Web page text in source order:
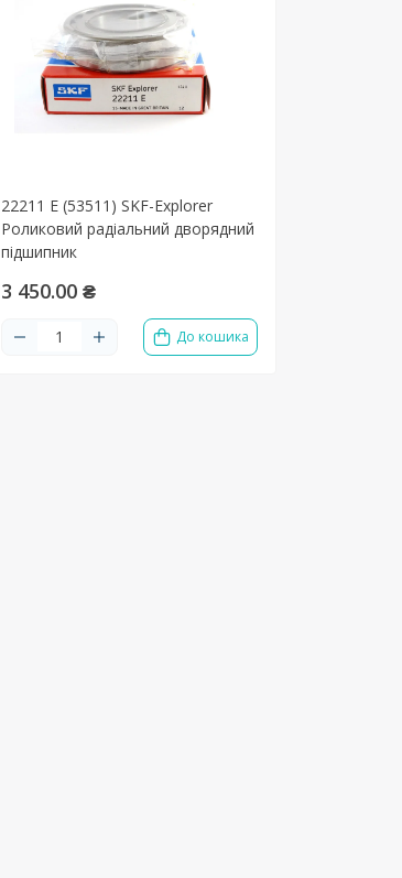
22211 E (53511) SKF-Explorer
Роликовий радіальний дворядний
підшипник
3 450.00 ₴
До кошика